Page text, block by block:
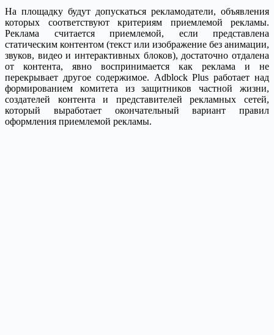
На площадку будут допускаться рекламодатели, объявления
которых соответствуют критериям приемлемой рекламы.
Реклама считается приемлемой, если представлена
статическим контентом (текст или изображение без анимации,
звуков, видео и интерактивных блоков), достаточно отдалена
от контента, явно воспринимается как реклама и не
перекрывает другое содержимое. Adblock Plus работает над
формированием комитета из защитников частной жизни,
создателей контента и представителей рекламных сетей,
который выработает окончательный вариант правил
оформления приемлемой рекламы.